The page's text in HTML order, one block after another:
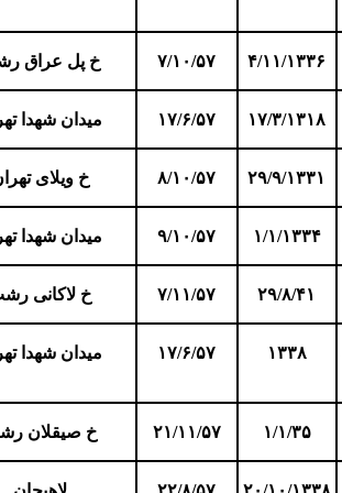
۴/۱۱/۱۳۳۶ ۷/۱۰/۵۷ خ پل عراق
۱۷/۳/۱۳۱۸ ۱۷/۶/۵۷ میدان شهدا
۲۹/۹/۱۳۳۱ ۸/۱۰/۵۷ خ ویلای
۱/۱/۱۳۳۴ ۹/۱۰/۵۷ میدان شهدا
۲۹/۸/۴۱ ۷/۱۱/۵۷ خ لاکانی
۱۳۳۸ ۱۷/۶/۵۷ میدان شهدا
۱/۱/۳۵ ۲۱/۱۱/۵۷ خ صیقلان